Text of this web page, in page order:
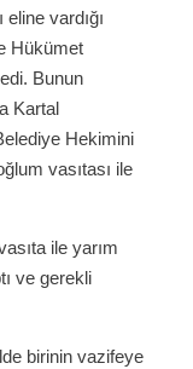
vardığı
Hükümet
Bunun
Kartal
Hekimini
vasıtası ile
ile yarım
ve gerekli
birinin vazifeye